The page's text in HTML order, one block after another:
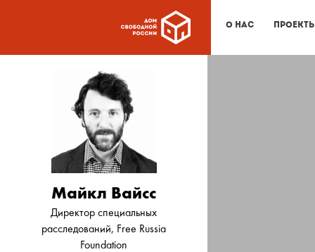
О нас
Майкл Вайсс
Директор специальных
расследований, Free Russia
Foundation